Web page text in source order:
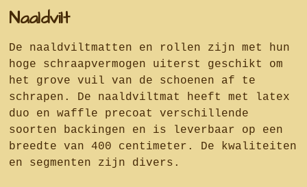
Naaldvilt
De naaldviltmatten en rollen zijn met hun
hoge schraapvermogen uiterst geschikt om
het grove vuil van de schoenen af te
schrapen. De naaldviltmat heeft met latex
duo en waffle precoat verschillende
soorten backingen en is leverbaar op een
breedte van 400 centimeter. De kwaliteiten
en segmenten zijn divers.